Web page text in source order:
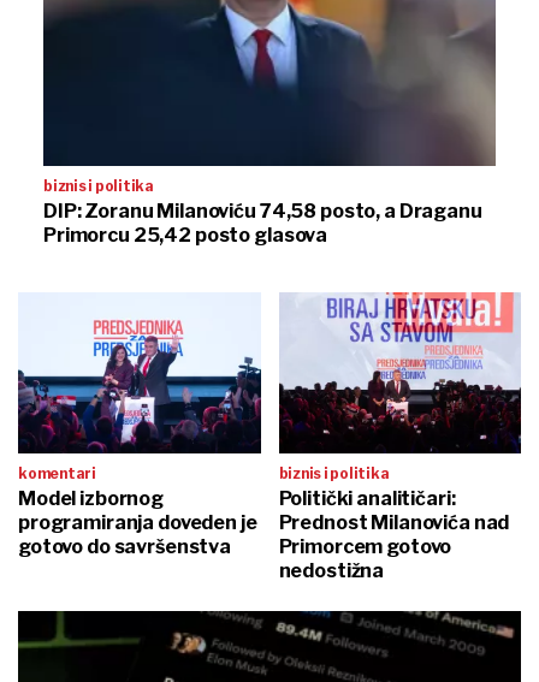
biznis i politika
DIP: Zoranu Milanoviću 74,58 posto, a Draganu
Primorcu 25,42 posto glasova
komentari
Model izbornog
programiranja doveden je
gotovo do savršenstva
biznis i politika
Politički analitičari:
Prednost Milanovića nad
Primorcem gotovo
nedostižna